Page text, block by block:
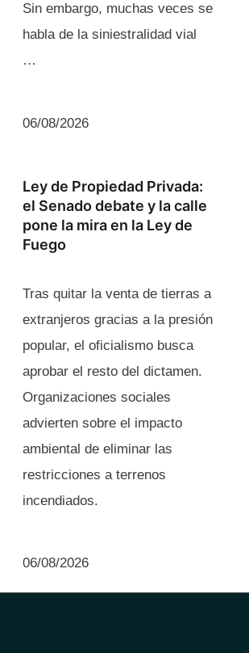
Sin embargo, muchas veces se
habla de la siniestralidad vial
…
06/08/2026
Ley de Propiedad Privada:
el Senado debate y la calle
pone la mira en la Ley de
Fuego
Tras quitar la venta de tierras a
extranjeros gracias a la presión
popular, el oficialismo busca
aprobar el resto del dictamen.
Organizaciones sociales
advierten sobre el impacto
ambiental de eliminar las
restricciones a terrenos
incendiados.
06/08/2026